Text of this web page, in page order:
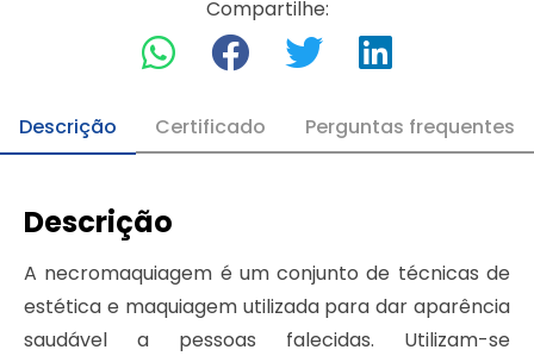
Compartilhe:
Descrição Certificado Perguntas frequentes
Descrição
A necromaquiagem é um conjunto de técnicas de
estética e maquiagem utilizada para dar aparência
saudável a pessoas falecidas. Utilizam-se